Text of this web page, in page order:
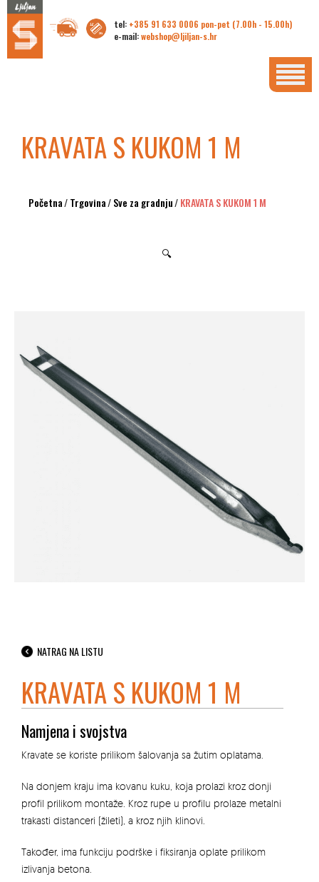
tel: +385 91 633 0006 pon-pet (7.00h - 15.00h)
e-mail:webshop@ljiljan-s.hr
KRAVATA S KUKOM 1 M
Početna/Trgovina/Sve za gradnju/KRAVATA S KUKOM 1 M
🔍
NATRAG NA LISTU
KRAVATA S KUKOM 1 M
Namjena i svojstva
Kravate se koriste prilikom šalovanja sa žutim oplatama.
Na donjem kraju ima kovanu kuku, koja prolazi kroz donji
profil prilikom montaže. Kroz rupe u profilu prolaze metalni
trakasti distanceri (žileti), a kroz njih klinovi.
Također, ima funkciju podrške i fiksiranja oplate prilikom
izlivanja betona.